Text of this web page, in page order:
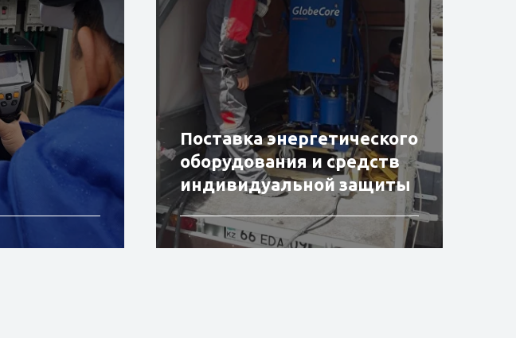
Поставка энергетического
оборудования и средств
индивидуальной защиты